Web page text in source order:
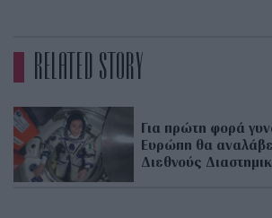
RELATED STORY
Για πρώτη φορά
Ευρώπη θα
Διεθνούς